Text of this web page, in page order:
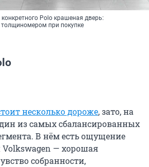
конкретного Polo крашеная дверь:
при покупке
несколько дороже, зато, на
из самых сбалансированных
В нём есть ощущение
— хорошая
собранности,